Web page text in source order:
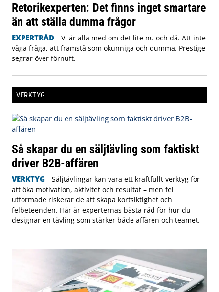
Retorikexperten: Det finns inget smartare
än att ställa dumma frågor
EXPERTRÅD
Vi är alla med om det lite nu och då. Att inte
våga fråga, att framstå som okunniga och dumma. Prestige
segrar över förnuft.
VERKTYG
Så skapar du en säljtävling som faktiskt
driver B2B-affären
VERKTYG
Säljtävlingar kan vara ett kraftfullt verktyg för
att öka motivation, aktivitet och resultat – men fel
utformade riskerar de att skapa kortsiktighet och
felbeteenden. Här är experternas bästa råd för hur du
designar en tävling som stärker både affären och teamet.